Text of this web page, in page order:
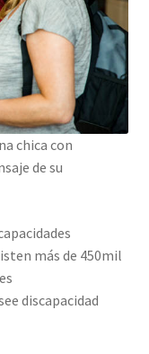
chica con
de su
más de 450mil
discapacidad